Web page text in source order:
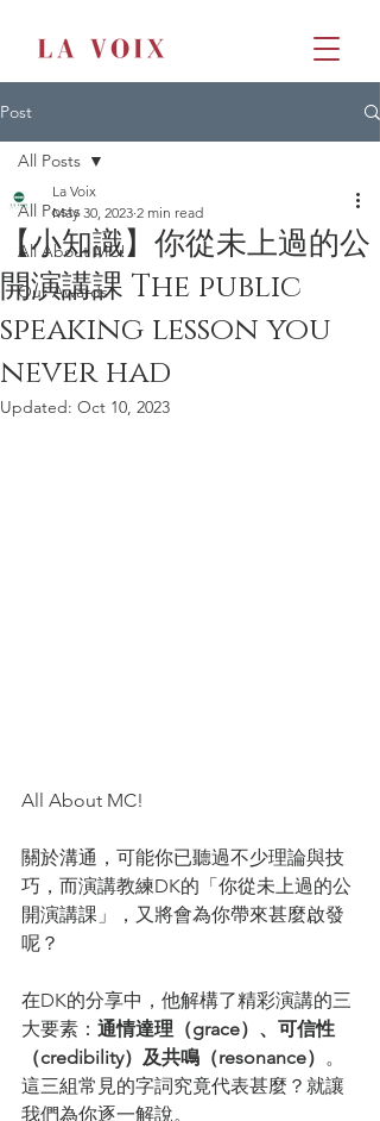
Post
All Posts
All About MC!
Our Awards
All Posts
【小知識】你從未上過的公
開演講課 The public
speaking lesson you
never had
La Voix
May 30, 2023 2 min read
Updated: Oct 10, 2023
All About MC!
關於溝通，可能你已聽過不少理論與技
巧，而演講教練DK的「你從未上過的公
開演講課」，又將會為你帶來甚麼啟發
呢？
在DK的分享中，他解構了精彩演講的三
大要素： 通情達理（grace）、可信性
（credibility）及共鳴（resonance） 。
這三組常見的字詞究竟代表甚麼？就讓
我們為你逐一解說。